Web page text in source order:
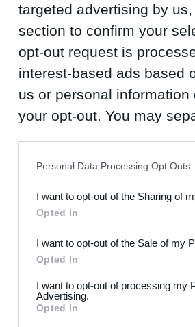
targeted advertising by
section to confirm your
opt-out request is
interest-based ads based
us or personal
your opt-out. You may
Downstream Participants
third parties.
Personal Data Processing Opt Outs
I want to opt-out of the Sharing of
Opted In
I want to opt-out of the Sale of my
Opted In
I want to opt-out of processing my
Advertising.
Opted In
no abuse de
una expresión